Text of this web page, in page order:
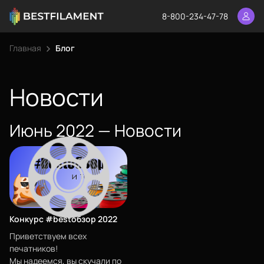
8-800-234-47-78
Главная Блог
Новости
Июнь 2022 — Новости
Конкурс #bestобзор 2022
Приветствуем всех
печатников!
Мы надеемся, вы скучали по
О нас
Филиалы
Сертификаты
Система скидок
Оплата и доставка
Для крупных 3D-печатников